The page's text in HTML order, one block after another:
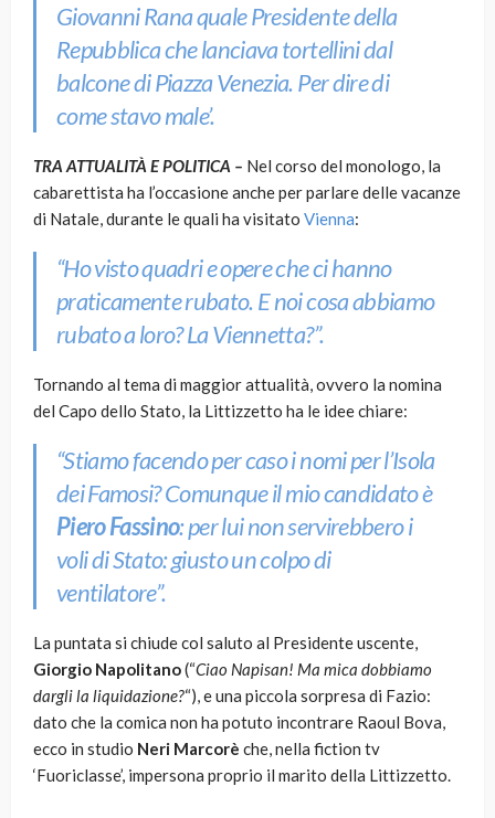
Giovanni Rana quale Presidente della
Repubblica che lanciava tortellini dal
balcone di Piazza Venezia. Per dire di
come stavo male’.
TRA ATTUALITÀ E POLITICA – Nel corso del monologo, la
cabarettista ha l’occasione anche per parlare delle vacanze
di Natale, durante le quali ha visitato Vienna:
“Ho visto quadri e opere che ci hanno
praticamente rubato. E noi cosa abbiamo
rubato a loro? La Viennetta?”.
Tornando al tema di maggior attualità, ovvero la nomina
del Capo dello Stato, la Littizzetto ha le idee chiare:
“Stiamo facendo per caso i nomi per l’Isola
dei Famosi? Comunque il mio candidato è
Piero Fassino: per lui non servirebbero i
voli di Stato: giusto un colpo di
ventilatore”.
La puntata si chiude col saluto al Presidente uscente,
Giorgio Napolitano(“Ciao Napisan! Ma mica dobbiamo
dargli la liquidazione?“), e una piccola sorpresa di Fazio:
dato che la comica non ha potuto incontrare Raoul Bova,
ecco in studio Neri Marcorè che, nella fiction tv
‘Fuoriclasse’, impersona proprio il marito della Littizzetto.